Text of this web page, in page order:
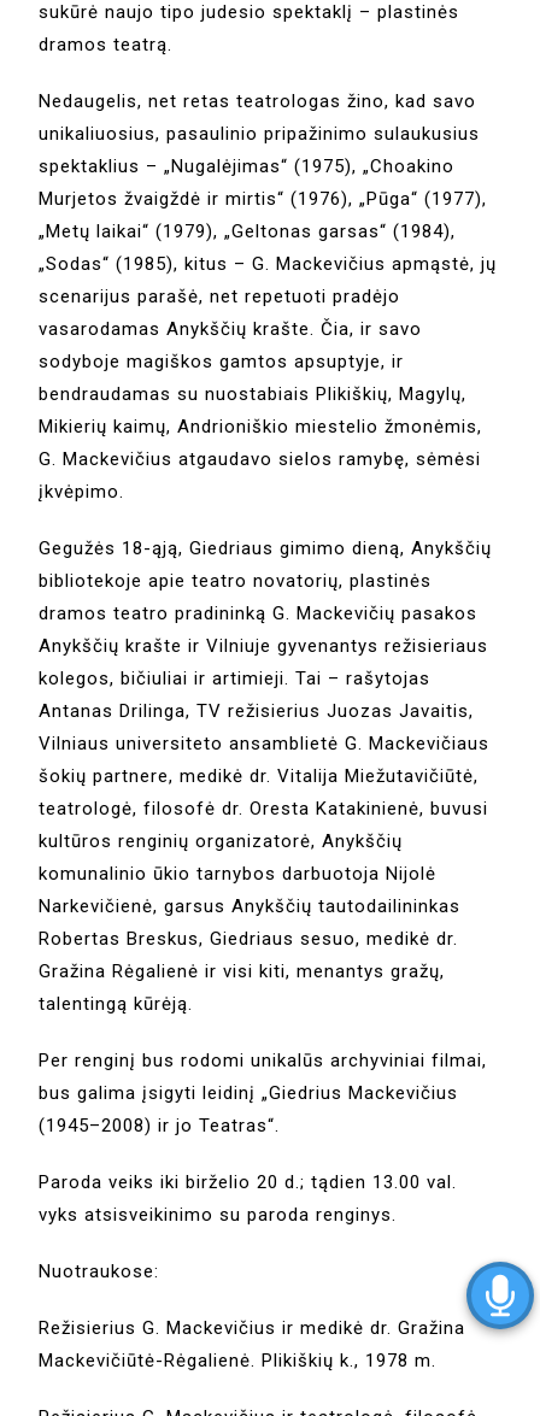
sukūrė naujo tipo judesio spektaklį – plastinės
dramos teatrą.
Nedaugelis, net retas teatrologas žino, kad savo
unikaliuosius, pasaulinio pripažinimo sulaukusius
spektaklius – „Nugalėjimas“ (1975), „Choakino
Murjetos žvaigždė ir mirtis“ (1976), „Pūga“ (1977),
„Metų laikai“ (1979), „Geltonas garsas“ (1984),
„Sodas“ (1985), kitus – G. Mackevičius apmąstė, jų
scenarijus parašė, net repetuoti pradėjo
vasarodamas Anykščių krašte. Čia, ir savo
sodyboje magiškos gamtos apsuptyje, ir
bendraudamas su nuostabiais Plikiškių, Magylų,
Mikierių kaimų, Andrioniškio miestelio žmonėmis,
G. Mackevičius atgaudavo sielos ramybę, sėmėsi
įkvėpimo.
Gegužės 18-ąją, Giedriaus gimimo dieną, Anykščių
bibliotekoje apie teatro novatorių, plastinės
dramos teatro pradininką G. Mackevičių pasakos
Anykščių krašte ir Vilniuje gyvenantys režisieriaus
kolegos, bičiuliai ir artimieji. Tai – rašytojas
Antanas Drilinga, TV režisierius Juozas Javaitis,
Vilniaus universiteto ansamblietė G. Mackevičiaus
šokių partnere, medikė dr. Vitalija Miežutavičiūtė,
teatrologė, filosofė dr. Oresta Katakinienė, buvusi
kultūros renginių organizatorė, Anykščių
komunalinio ūkio tarnybos darbuotoja Nijolė
Narkevičienė, garsus Anykščių tautodailininkas
Robertas Breskus, Giedriaus sesuo, medikė dr.
Gražina Rėgalienė ir visi kiti, menantys gražų,
talentingą kūrėją.
Per renginį bus rodomi unikalūs archyviniai filmai,
bus galima įsigyti leidinį „Giedrius Mackevičius
(1945–2008) ir jo Teatras“.
Paroda veiks iki birželio 20 d.; tądien 13.00 val.
vyks atsisveikinimo su paroda renginys.
Nuotraukose:
Režisierius G. Mackevičius ir medikė dr. Gražina
Mackevičiūtė-Rėgalienė. Plikiškių k., 1978 m.